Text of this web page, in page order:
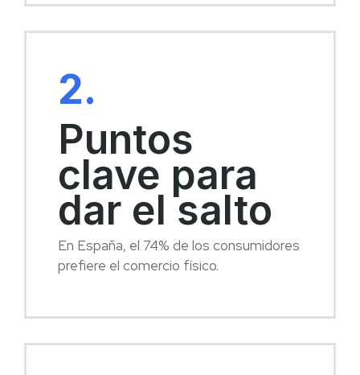
2.
Puntos
clave para
dar el salto
En España, el 74% de los consumidores
prefiere el comercio físico.